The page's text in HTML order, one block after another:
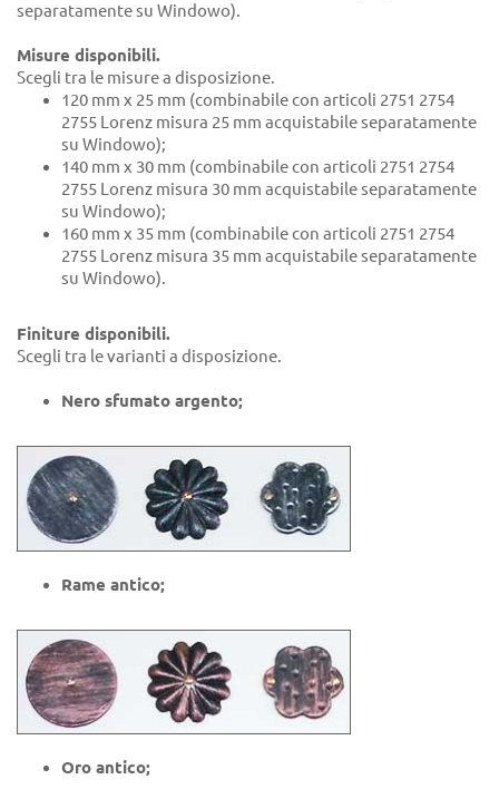
separatamente su Windowo).
Misure disponibili.
Scegli tra le misure a disposizione.
120 mm x 25 mm (combinabile con articoli 2751 2754
2755 Lorenz misura 25 mm acquistabile separatamente
su Windowo);
140 mm x 30 mm (combinabile con articoli 2751 2754
2755 Lorenz misura 30 mm acquistabile separatamente
su Windowo);
160 mm x 35 mm (combinabile con articoli 2751 2754
2755 Lorenz misura 35 mm acquistabile separatamente
su Windowo).
Finiture disponibili.
Scegli tra le varianti a disposizione.
Nero sfumato argento;
Rame antico;
Oro antico;